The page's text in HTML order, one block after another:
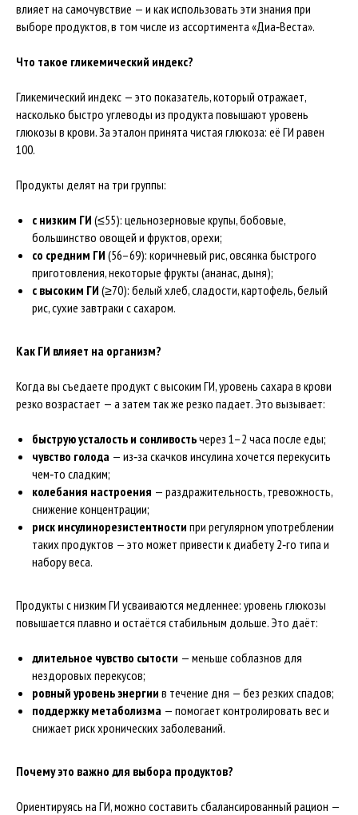
влияет на самочувствие — и как использовать эти знания при
выборе продуктов, в том числе из ассортимента «Диа‑Веста».
Что такое гликемический индекс?
Гликемический индекс — это показатель, который отражает,
насколько быстро углеводы из продукта повышают уровень
глюкозы в крови. За эталон принята чистая глюкоза: её ГИ равен
100.
Продукты делят на три группы:
с низким ГИ (≤55): цельнозерновые крупы, бобовые,
большинство овощей и фруктов, орехи;
со средним ГИ (56–69): коричневый рис, овсянка быстрого
приготовления, некоторые фрукты (ананас, дыня);
с высоким ГИ (≥70): белый хлеб, сладости, картофель, белый
рис, сухие завтраки с сахаром.
Как ГИ влияет на организм?
Когда вы съедаете продукт с высоким ГИ, уровень сахара в крови
резко возрастает — а затем так же резко падает. Это вызывает:
быструю усталость и сонливостьчерез 1–2 часа после еды;
чувство голода — из‑за скачков инсулина хочется перекусить
чем‑то сладким;
колебания настроения — раздражительность, тревожность,
снижение концентрации;
риск инсулинорезистентности при регулярном употреблении
таких продуктов — это может привести к диабету 2‑го типа и
набору веса.
Продукты с низким ГИ усваиваются медленнее: уровень глюкозы
повышается плавно и остаётся стабильным дольше. Это даёт:
длительное чувство сытости — меньше соблазнов для
нездоровых перекусов;
ровный уровень энергии в течение дня — без резких спадов;
поддержку метаболизма — помогает контролировать вес и
снижает риск хронических заболеваний.
Почему это важно для выбора продуктов?
Ориентируясь на ГИ, можно составить сбалансированный рацион —